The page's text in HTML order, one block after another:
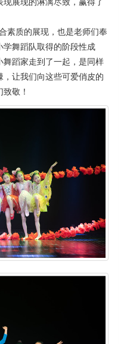
质的展现，也是老师们奉
舞蹈队取得的阶段性成
蹈家走到了一起，是同样
让我们向这些可爱俏皮的
敬！